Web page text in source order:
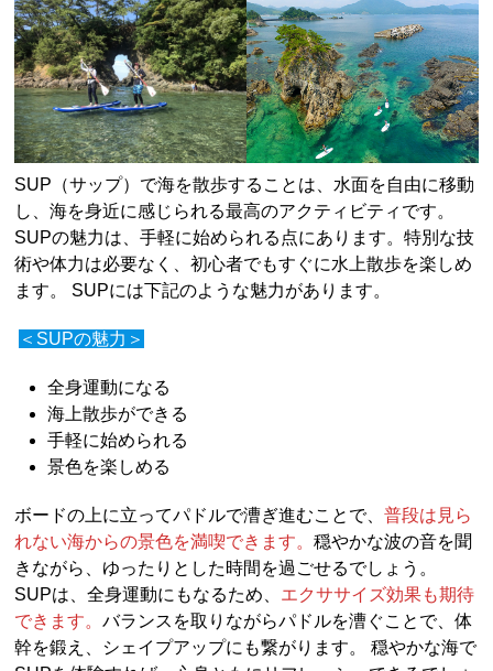
SUP（サップ）で海を散歩することは、水面を自由に移動
し、海を身近に感じられる最高のアクティビティです。
SUPの魅力は、手軽に始められる点にあります。特別な技
術や体力は必要なく、初心者でもすぐに水上散歩を楽しめ
ます。 SUPには下記のような魅力があります。
＜SUPの魅力＞
全身運動になる
海上散歩ができる
手軽に始められる
景色を楽しめる
ボードの上に立ってパドルで漕ぎ進むことで、普段は見ら
れない海からの景色を満喫できます。穏やかな波の音を聞
きながら、ゆったりとした時間を過ごせるでしょう。
SUPは、全身運動にもなるため、 エクササイズ効果も期待
できます。バランスを取りながらパドルを漕ぐことで、体
幹を鍛え、シェイプアップにも繋がります。 穏やかな海で